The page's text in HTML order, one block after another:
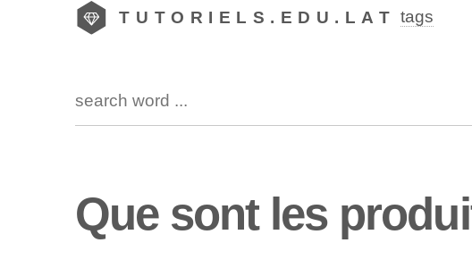
TUTORIELS.EDU.LAT tags
Que sont les